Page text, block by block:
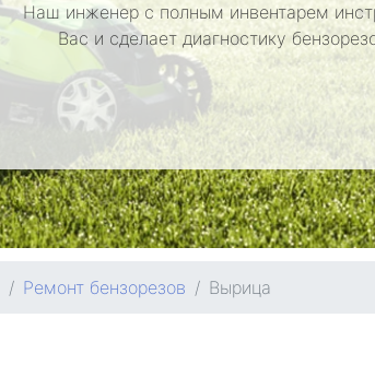
Наш инженер с полным инвентарем
Вас и сделает диагностику
Ремонт бензорезов Вырица